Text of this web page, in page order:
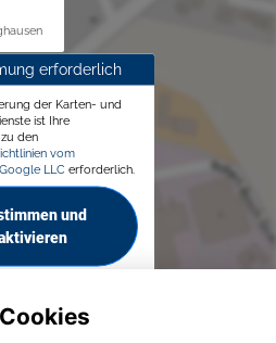
erforderlich
der Karten- und
ist Ihre
den
vom
LLC erforderlich.
und